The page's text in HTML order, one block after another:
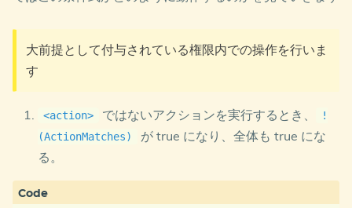
大前提として付与されている権限内での操作を行いま
す
<action> ではないアクションを実行するとき、
!
(ActionMatches)
が true になり、全体も true にな
る。